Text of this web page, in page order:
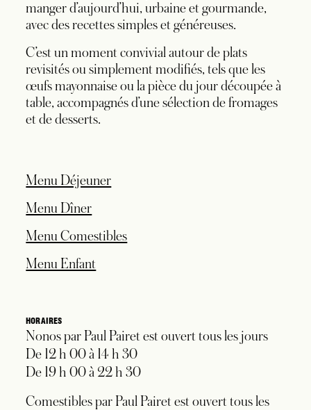
manger d’aujourd’hui, urbaine et gourmande,
avec des recettes simples et généreuses.
C’est un moment convivial autour de plats
revisités ou simplement modifiés, tels que les
œufs mayonnaise ou la pièce du jour découpée à
table, accompagnés d’une sélection de fromages
et de desserts.
Menu Déjeuners’ouvre dans un nouvel onglet
Menu Dîners’ouvre dans un nouvel onglet
Menu Comestibless’ouvre dans un nouvel onglet
Menu Enfant
HORAIRES
Nonos par Paul Pairet est ouvert tous les jours
De 12 h 00 à 14 h 30
De 19 h 00 à 22 h 30
Comestibles par Paul Pairet est ouvert tous les